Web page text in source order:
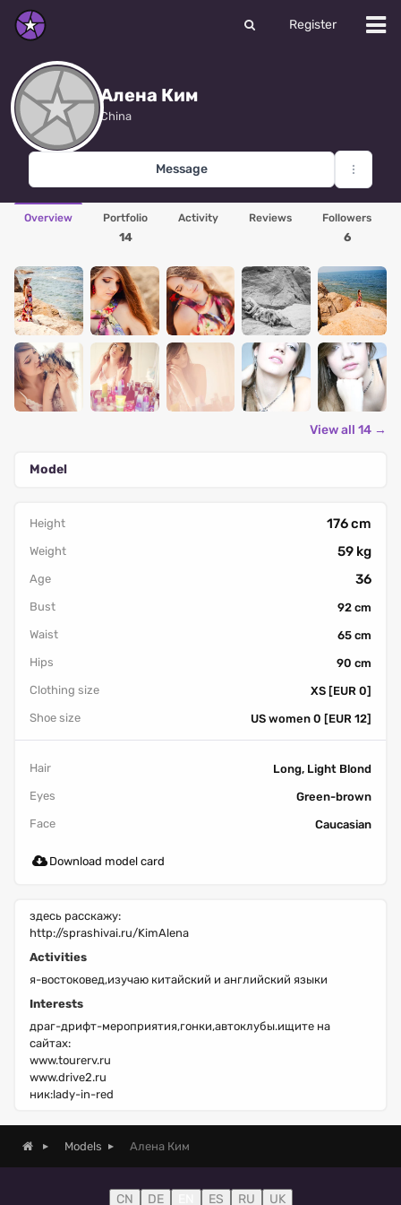
Register
Алена Ким
China
Message
Overview Portfolio
14
Activity Reviews Followers
6
View all 14 →
Model
Height 176 cm
Weight 59 kg
Age 36
Bust
92 cm
Waist
65 cm
Hips
90 cm
Clothing size
XS [EUR 0]
Shoe size
US women 0 [EUR 12]
Hair
Long, Light Blond
Eyes
Green-brown
Face
Caucasian
Download model card
здесь расскажу:
http://sprashivai.ru/KimAlena
Activities
я-востоковед,изучаю китайский и английский языки
Interests
драг-дрифт-мероприятия,гонки,автоклубы.ищите на
сайтах:
www.tourerv.ru
www.drive2.ru
ник:lady-in-red
Models Алена Ким
CN DE ES RU UK